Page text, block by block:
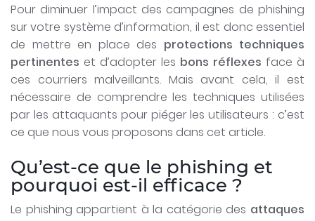
Pour diminuer l’impact des campagnes de phishing
sur votre système d’information, il est donc essentiel
de mettre en place des protections techniques
pertinentes et d’adopter les bons réflexes face à
ces courriers malveillants. Mais avant cela, il est
nécessaire de comprendre les techniques utilisées
par les attaquants pour piéger les utilisateurs : c’est
ce que nous vous proposons dans cet article.
Qu’est-ce que le phishing et
pourquoi est-il efficace ?
Le phishing appartient à la catégorie des attaques